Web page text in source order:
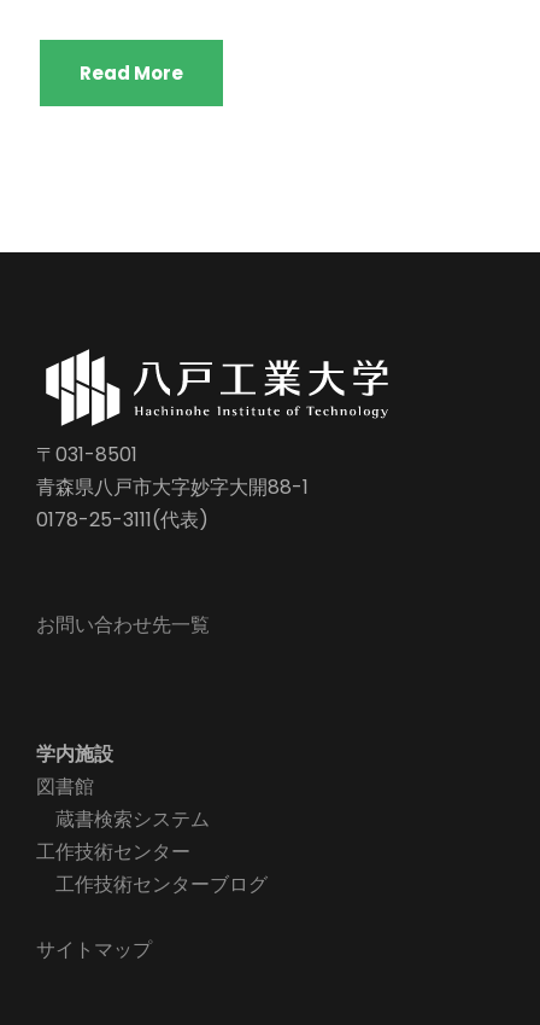
Read More
〒031-8501
青森県八戸市大字妙字大開88-1
0178-25-3111(代表)
お問い合わせ先一覧
学内施設
図書館
蔵書検索システム
工作技術センター
工作技術センターブログ
サイトマップ